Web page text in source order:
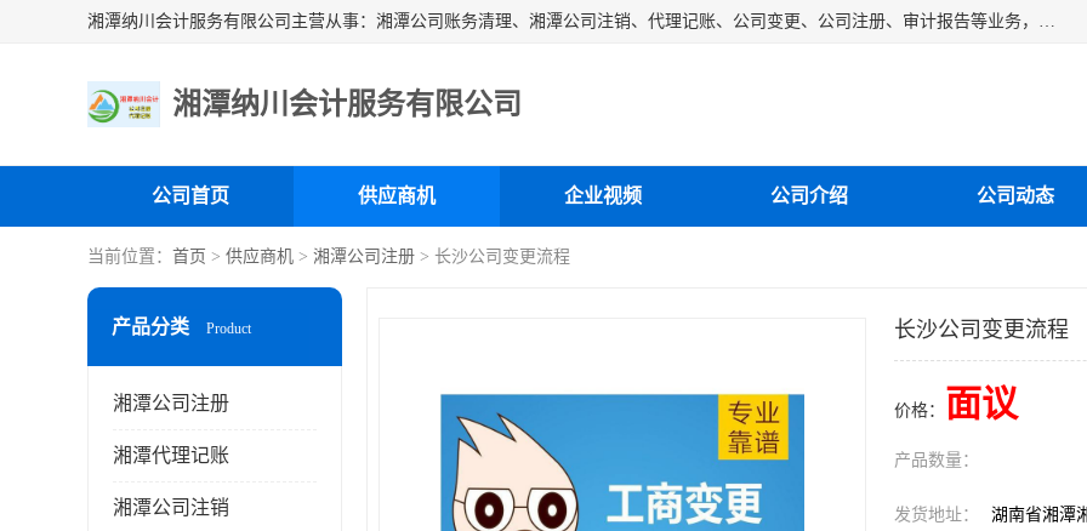
湘潭纳川会计服务有限公司主营从事：湘潭公司账务清理、湘潭公司注销、代理记账、公司变更、公司注册、审计报告等业务，公司设立有专门的代理注册部门，现有工商代办专员，部门经理从事工商代办多年，对各地区公司注册、公司变更、进出口业务等流程以及各行业公司注册、变更所需注意的细节都非常熟悉。
湘潭纳川会计服务有限公司
公司首页 供应商机 企业视频 公司介绍 公司动态
当前位置： 首页 > 供应商机 > 湘潭公司注册 > 长沙公司变更流程
产品分类 Product
湘潭公司注册
湘潭代理记账
湘潭公司注销
长沙公司变更流程
价格： 面议
产品数量：
发货地址： 湖南省湘潭